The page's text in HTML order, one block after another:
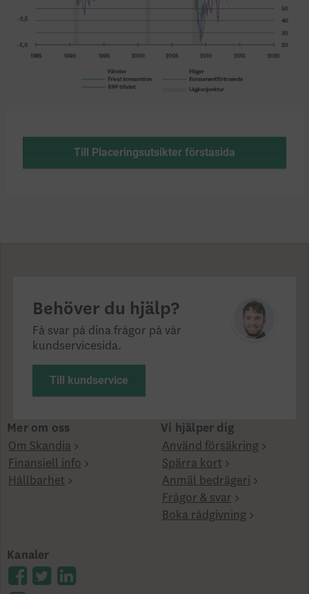
Till Placeringsutsikter förstasida
Behöver du hjälp?
Få svar på dina frågor på vår
kundservicesida.
Till kundservice
Mer om oss
Om Skandia
Finansiell info
Hållbarhet
Vi hjälper dig
Använd försäkring
Spärra kort
Anmäl bedrägeri
Frågor & svar
Boka rådgivning
Kanaler